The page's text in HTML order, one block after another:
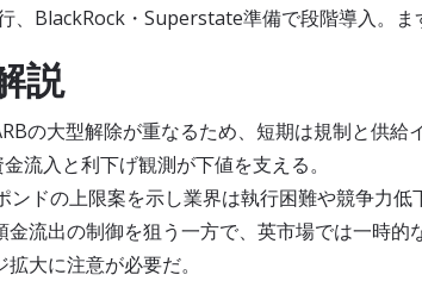
BlackRock・Superstate準備で段階導入。ま
説
の大型解除が重なるため、短期は規制と供給
流入と利下げ観測が下値を支える。
ンドの上限案を示し業界は執行困難や競争力
金流出の制御を狙う一方で、英市場では一時的
大に注意が必要だ。